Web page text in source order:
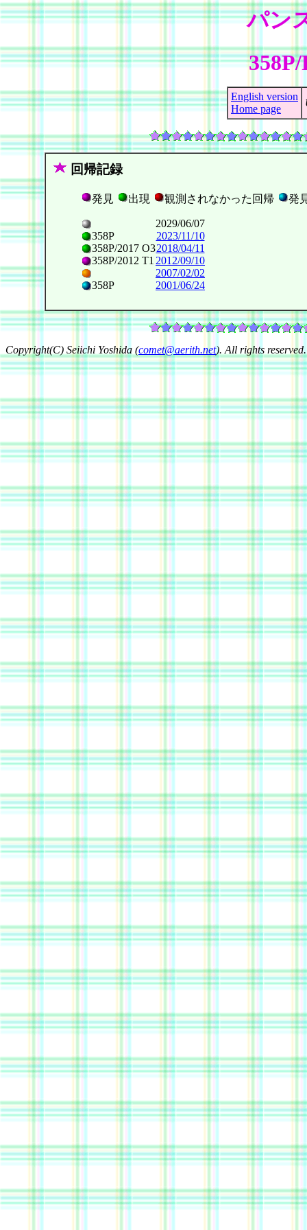
パン
English version
Home page
回帰記録
発見 出現 観測されなかった回帰 発
2029/06/07
358P
2023/11/10
358P/2017 O32018/04/11
358P/2012 T1 2012/09/10
2007/02/02
358P
2001/06/24
Copyright(C) Seiichi Yoshida (comet@aerith.net). All rights reserved.